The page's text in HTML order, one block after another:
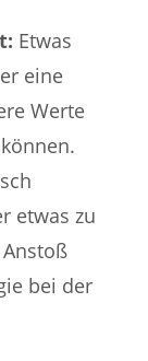
Etwas
eine
Werte
etwas zu
bei der